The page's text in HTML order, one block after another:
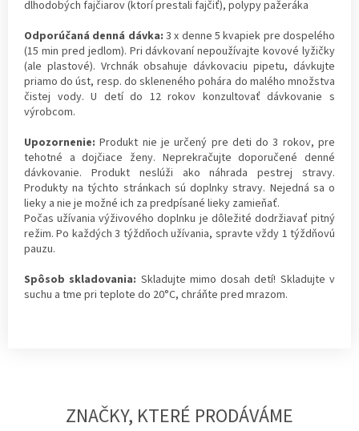
dlhodobých fajčiarov (ktorí prestali fajčiť), polypy pažeráka
Odporúčaná denná dávka: 3 x denne 5 kvapiek pre dospelého
(15 min pred jedlom). Pri dávkovaní nepoužívajte kovové lyžičky
(ale plastové). Vrchnák obsahuje dávkovaciu pipetu, dávkujte
priamo do úst, resp. do skleneného pohára do malého množstva
čistej vody. U detí do 12 rokov konzultovať dávkovanie s
výrobcom.
Upozornenie: Produkt nie je určený pre deti do 3 rokov, pre
tehotné a dojčiace ženy. Neprekračujte doporučené denné
dávkovanie. Produkt neslúži ako náhrada pestrej stravy.
Produkty na týchto stránkach sú doplnky stravy. Nejedná sa o
lieky a nie je možné ich za predpísané lieky zamieňať.
Počas užívania výživového doplnku je dôležité dodržiavať pitný
režim. Po každých 3 týždňoch užívania, spravte vždy 1 týždňovú
pauzu.
Spôsob skladovania: Skladujte mimo dosah detí! Skladujte v
suchu a tme pri teplote do 20°C, chráňte pred mrazom.
ZNAČKY, KTERÉ PRODÁVÁME